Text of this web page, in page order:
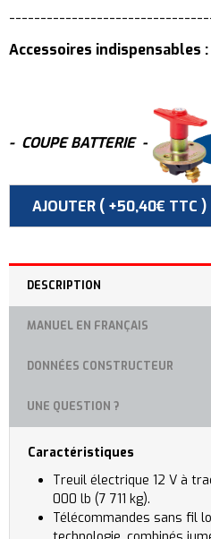
Accessoires indispensables :
- COUPE BATTERIE -
DESCRIPTION
MANUEL EN FRANÇAIS
DONNÉES CONSTRUCTEUR
UNE QUESTION ?
Caractéristiques
Treuil électrique 12 V à
000 lb (7 711 kg).
Télécommandes sans fil